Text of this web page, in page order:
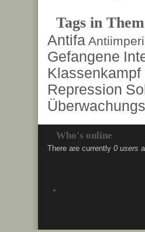
Tags in
Antifa
Gefangene
Klassenkampf
Repression
Who's online
There are currently 0 users